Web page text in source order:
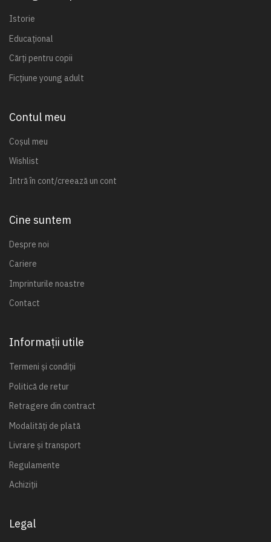
Istorie
Educațional
Cărți pentru copii
Ficțiune young adult
Contul meu
Coșul meu
Wishlist
Intră în cont/creează un cont
Cine suntem
Despre noi
Cariere
Imprinturile noastre
Contact
Informații utile
Termeni și condiții
Politică de retur
Retragere din contract
Modalități de plată
Livrare și transport
Regulamente
Achiziții
Legal